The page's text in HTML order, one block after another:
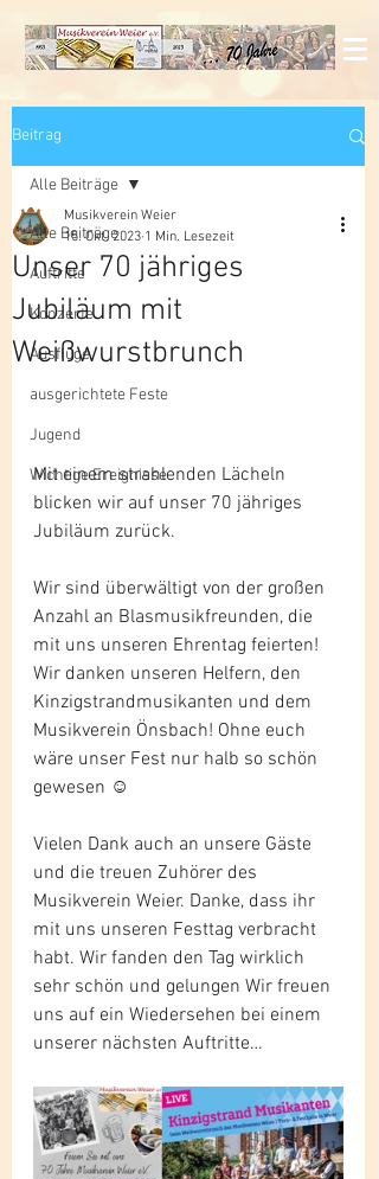
Beitrag
Alle Beiträge
Auftritte
Konzerte
Ausflüge
ausgerichtete Feste
Jugend
Wichtige Ereignisse
Alle Beiträge
Unser 70 jähriges
Jubiläum mit
Weißwurstbrunch
Musikverein Weier
15. Okt. 2023 1 Min. Lesezeit
Mit einem strahlenden Lächeln
blicken wir auf unser 70 jähriges
Jubiläum zurück.
Wir sind überwältigt von der großen
Anzahl an Blasmusikfreunden, die
mit uns unseren Ehrentag feierten!
Wir danken unseren Helfern, den
Kinzigstrandmusikanten und dem
Musikverein Önsbach! Ohne euch
wäre unser Fest nur halb so schön
gewesen ☺
Vielen Dank auch an unsere Gäste
und die treuen Zuhörer des
Musikverein Weier. Danke, dass ihr
mit uns unseren Festtag verbracht
habt. Wir fanden den Tag wirklich
sehr schön und gelungen Wir freuen
uns auf ein Wiedersehen bei einem
unserer nächsten Auftritte…